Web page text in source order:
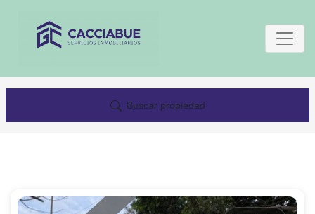
Buscar propiedad